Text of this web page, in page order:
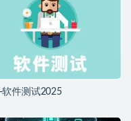
软件测试2025